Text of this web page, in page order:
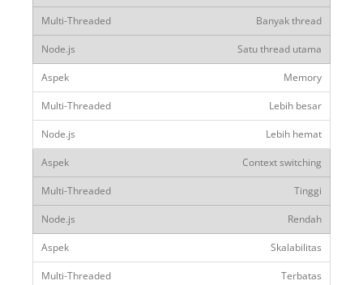
Banyak thread
Satu thread utama
Memory
Lebih besar
Lebih hemat
Context switching
Tinggi
Rendah
Skalabilitas
Terbatas